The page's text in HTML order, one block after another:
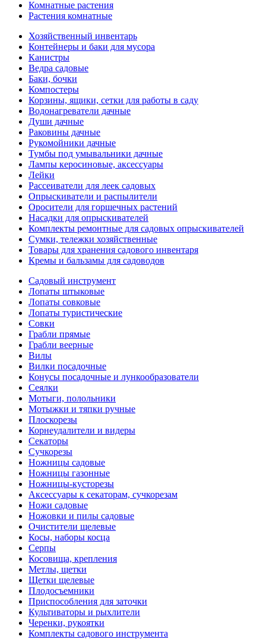
Комнатные растения
Растения комнатные
Хозяйственный инвентарь
Контейнеры и баки для мусора
Канистры
Ведра садовые
Баки, бочки
Компостеры
Корзины, ящики, сетки для работы в саду
Водонагреватели дачные
Души дачные
Раковины дачные
Рукомойники дачные
Тумбы под умывальники дачные
Лампы керосиновые, аксессуары
Лейки
Рассеиватели для леек садовых
Опрыскиватели и распылители
Оросители для горшечных растений
Насадки для опрыскивателей
Комплекты ремонтные для садовых опрыскивателей
Сумки, тележки хозяйственные
Товары для хранения садового инвентаря
Кремы и бальзамы для садоводов
Садовый инструмент
Лопаты штыковые
Лопаты совковые
Лопаты туристические
Совки
Грабли прямые
Грабли веерные
Вилы
Вилки посадочные
Конусы посадочные и лункообразователи
Сеялки
Мотыги, полольники
Мотыжки и тяпки ручные
Плоскорезы
Корнеудалители и видеры
Секаторы
Сучкорезы
Ножницы садовые
Ножницы газонные
Ножницы-кусторезы
Аксессуары к секаторам, сучкорезам
Ножи садовые
Ножовки и пилы садовые
Очистители щелевые
Косы, наборы косца
Серпы
Косовища, крепления
Метлы, щетки
Щетки щелевые
Плодосъемники
Приспособления для заточки
Культиваторы и рыхлители
Черенки, рукоятки
Комплекты садового инструмента